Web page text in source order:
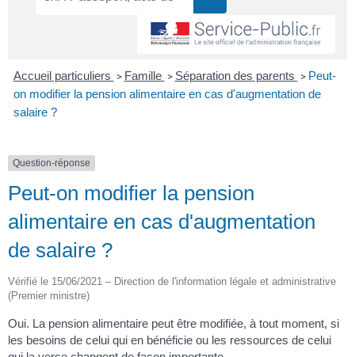
Accueil particuliers > Famille > Séparation des parents > Peut-
on modifier la pension alimentaire en cas d'augmentation de
salaire ?
Question-réponse
Peut-on modifier la pension
alimentaire en cas d'augmentation
de salaire ?
Vérifié le 15/06/2021 – Direction de l'information légale et administrative
(Premier ministre)
Oui. La pension alimentaire peut être modifiée, à tout moment, si
les besoins de celui qui en bénéficie ou les ressources de celui